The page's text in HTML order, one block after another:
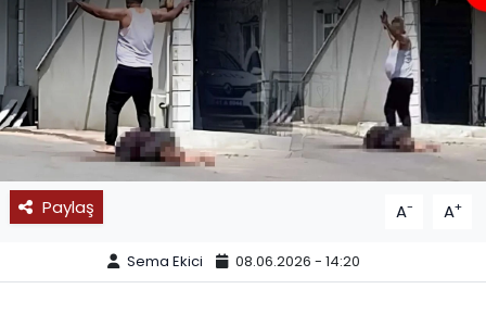
Paylaş A- A+
Sema Ekici 08.06.2026 - 14:20
11:11 MANŞET